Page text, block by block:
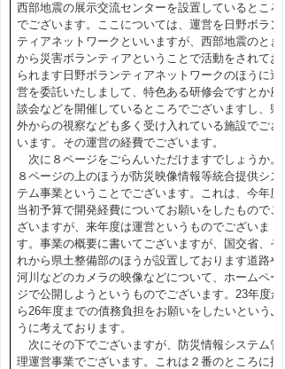
西部地震の展示交流センターを設置しているところ
でございます。ここについては、運営を日野ボラン
ティアネットワークといいますが、西部地震のとき
から災害ボランティアということで活動をされてお
られます日野ボランティアネットワークのほうに運
営を委託いたしまして、特色ある研修会ですとか座
談会などを開催しているところでございますし、県
外からの視察なども多く受け入れている施設でござ
います。その運営の経費でございます。
次に８ページをごらんいただけますでしょうか。
８ページの上のほうが防災映像情報等統合提供シス
テム事業ということでございます。これは、今年度
当初予算で開発経費についてお願いをしたものでご
ざいますが、来年度は運営というものでございま
す。事業の概要に書いてございますが、国交省、そ
れから県土整備部のほうが設置しております道路や
河川などのカメラの映像などについて、ホームペー
ジで公開しようというものでございます。23年度か
ら26年度までの債務負担をお願いをしたいというふ
うに考えております。
次にその下でございますが、防災情報システム管
理運営事業でございます。これは２番のところに掲